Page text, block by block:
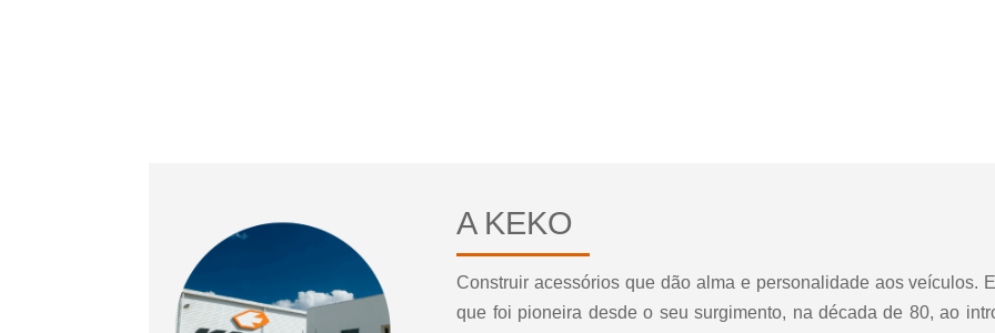
A KEKO
Construir acessórios que dão alma e personalidade aos veículos.
que foi pioneira desde o seu surgimento, na década de 80, ao